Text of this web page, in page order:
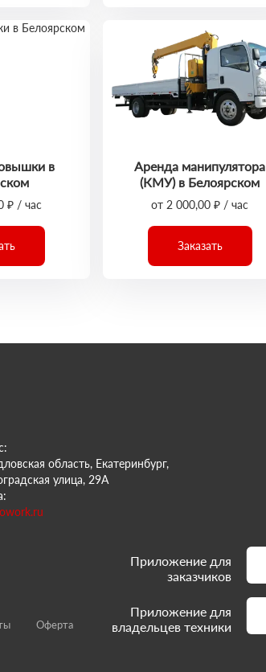
в
₽ / час
Аренда манипулятора
(КМУ) в Белоярском
от 2 000,00 ₽ / час
Заказать
область, Екатеринбург,
улица, 29А
Оферта
Приложение для
заказчиков
Приложение для
владельцев техники